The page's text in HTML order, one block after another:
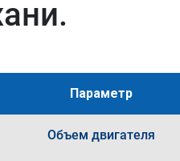
Параметр
Объем двигателя